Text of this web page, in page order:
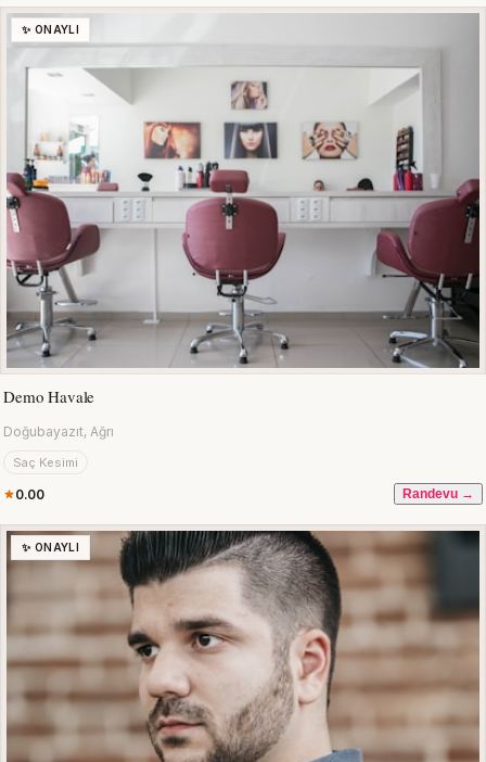
✨ ONAYLI
Demo Havale
Doğubayazıt, Ağrı
Saç Kesimi
0.00 Randevu →
✨ ONAYLI